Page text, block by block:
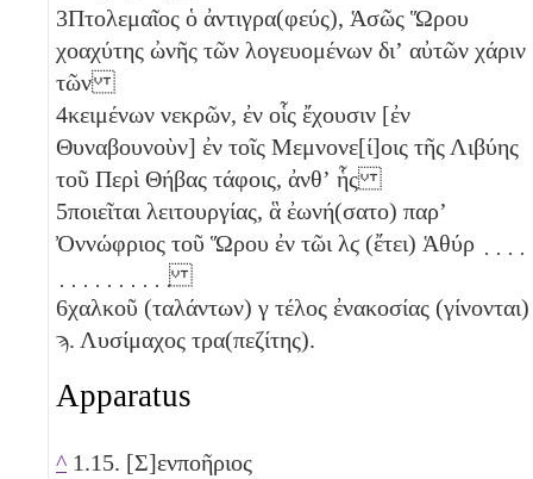
3Πτολεμαῖος ὁ ἀντιγρα(φεύς), Ἁσῶς Ὥρου
χοαχύτης ὠνῆς τῶν λογευομένων διʼ αὐτῶν χάριν
τῶν
4κειμένων νεκρῶν, ἐν οἷς ἔχουσιν [ἐν
Θυναβουνοὺν] ἐν τοῖς Μεμνονε[ί]οις τῆς Λιβύης
τοῦ Περὶ Θήβας τάφοις, ἀνθʼ ἧς
5ποιεῖται λειτουργίας, ἃ ἐωνή(σατο) παρʼ
Ὀννώφριος τοῦ Ὥρου ἐν τῶι λϛ (ἔτει) Ἁθύρ ̣ ̣ ̣ ̣ ̣
̣ ̣ ̣ ̣ ̣ ̣ ̣ ̣ ̣ ̣
6χαλκοῦ (ταλάντων) γ τέλος ἐνακοσίας (γίνονται)
ϡ. Λυσίμαχος τρα(πεζίτης).
Apparatus
^ 1.15. [Σ]ενποῆριος